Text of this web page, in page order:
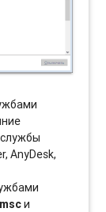
AnyDesk,
и